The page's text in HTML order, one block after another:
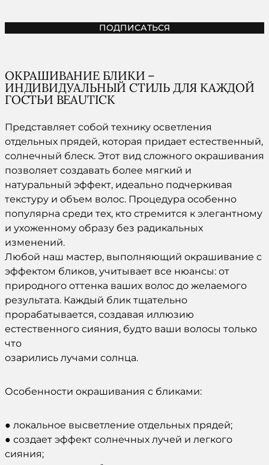
ПОДПИСАТЬСЯ
ОКРАШИВАНИЕ БЛИКИ –
ИНДИВИДУАЛЬНЫЙ СТИЛЬ ДЛЯ КАЖДОЙ
ГОСТЬИ BEAUTICK
Представляет собой технику осветления
отдельных прядей, которая придает естественный,
солнечный блеск. Этот вид сложного окрашивания
позволяет создавать более мягкий и
натуральный эффект, идеально подчеркивая
текстуру и объем волос. Процедура особенно
популярна среди тех, кто стремится к элегантному
и ухоженному образу без радикальных
изменений.
Любой наш мастер, выполняющий окрашивание с
эффектом бликов, учитывает все нюансы: от
природного оттенка ваших волос до желаемого
результата. Каждый блик тщательно
прорабатывается, создавая иллюзию
естественного сияния, будто ваши волосы только
что
озарились лучами солнца.
Особенности окрашивания с бликами:
● локальное высветление отдельных прядей;
● создает эффект солнечных лучей и легкого
сияния;